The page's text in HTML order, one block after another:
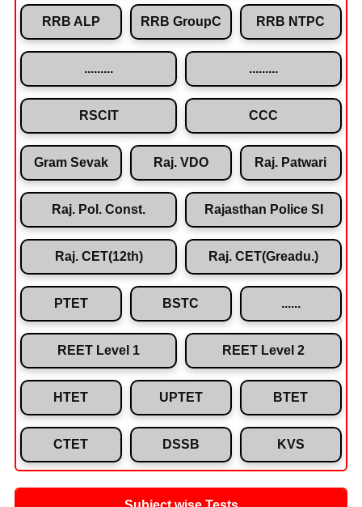
RRB ALP RRB GroupC RRB NTPC
RSCIT CCC
Gram Sevak Raj. VDO Raj. Patwari
Raj. Pol. Const. Rajasthan Police SI
Raj. CET(12th) Raj. CET(Greadu.)
PTET BSTC
REET Level 1 REET Level 2
HTET UPTET BTET
CTET DSSB KVS